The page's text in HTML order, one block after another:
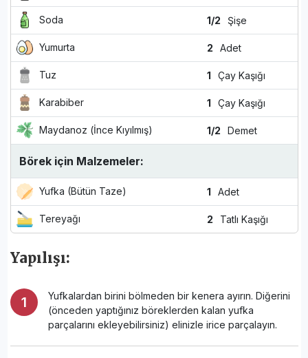
Soda 1/2 Şişe
Yumurta 2 Adet
Tuz 1 Çay Kaşığı
Karabiber 1 Çay Kaşığı
Maydanoz (İnce Kıyılmış) 1/2 Demet
Börek için Malzemeler:
Yufka (Bütün Taze) 1 Adet
Tereyağı 2 Tatlı Kaşığı
Yapılışı:
Yufkalardan birini bölmeden bir kenera ayırın. Diğerini
(önceden yaptığınız böreklerden kalan yufka
parçalarını ekleyebilirsiniz) elinizle irice parçalayın.